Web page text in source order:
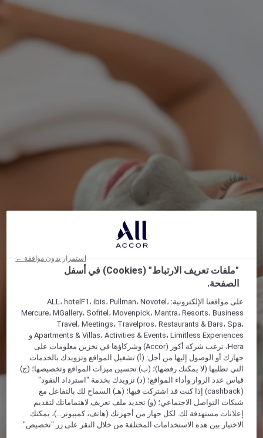
"ملفات تعريف الارتباط" (Cookies) في أسفل
الصفحة.
على مواقعنا الإلكترونية: ALL، hotelF1، ibis، Pullman، Novotel،
Mercure، MGallery، Sofitel، Movenpick، Mantra، Resorts، Business
Travel، Meetings، Travelpros، Restaurants & Bars، Spa،
Apartments & Villas، Activities & Events، Limitless Experiences و
Hera، ترغب شركة أكور (Accor) وشركاؤها في تخزين معلومات على
جهازك أو الوصول إليها من أجل: (أ) تشغيل المواقع وتزويدك بالخدمات
التي تطلبها (لا يمكنك رفضها)؛ (ب) تحسين ميزات المواقع وتخصيصها؛ (ج)
قياس عدد الزوار وأداء المواقع؛ (د) تزويدك بخدمة "استرداد النقود"
(cashback) إذا كنت قد اشتركت فيها؛ (هـ) السماح لك بالتفاعل مع
شبكات التواصل الاجتماعي؛ (و) تحديد ملف تعريف لاهتماماتك لتقديم
إعلانات مستهدفة لك. لكل جهاز من أجهزتك (هاتف، كمبيوتر...)، يمكنك
الاختيار بين هذه الاستخدامات المختلفة من خلال النقر على زر "تخصيص".
استمرار بدون موافقة ←